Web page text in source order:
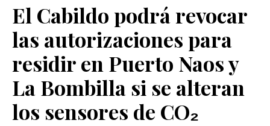
El Cabildo podrá revocar
las autorizaciones para
residir en Puerto Naos y
La Bombilla si se alteran
los sensores de CO₂